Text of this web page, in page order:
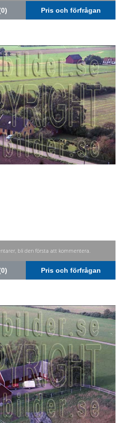
Pris och förfrågan
bli den första att kommentera.
Pris och förfrågan